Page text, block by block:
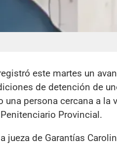
este martes un
de detención de
una persona cercana a la
Provincial.
jueza de Garantías